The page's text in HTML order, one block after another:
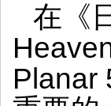
在《
Planar